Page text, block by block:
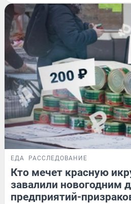
ЕДА РАССЛЕДОВАНИЕ
Кто мечет красную
завалили новогодним
предприятий-